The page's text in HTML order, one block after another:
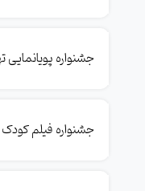
جشنواره
جشنواره فیلم